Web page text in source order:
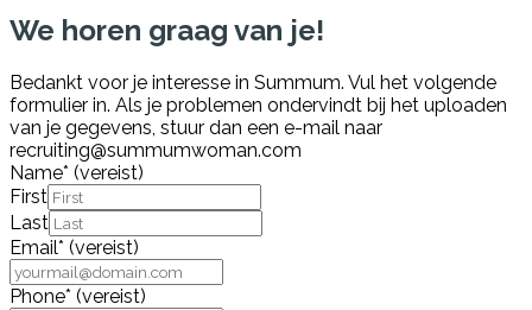
We horen graag van je!
Bedankt voor je interesse in Summum. Vul het volgende
formulier in. Als je problemen ondervindt bij het uploaden
van je gegevens, stuur dan een e-mail naar
recruiting@summumwoman.com
Name* (vereist)
First
Last
Email* (vereist)
Phone* (vereist)